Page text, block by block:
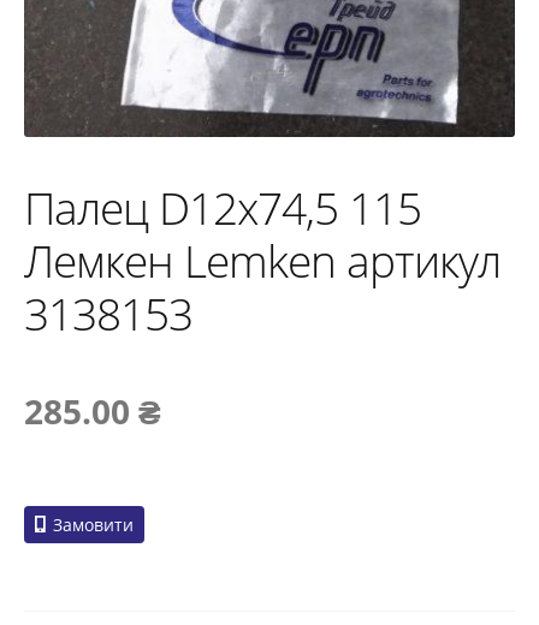
Палец D12x74,5 115
Лемкен Lemken артикул
3138153
285.00 ₴
Замовити